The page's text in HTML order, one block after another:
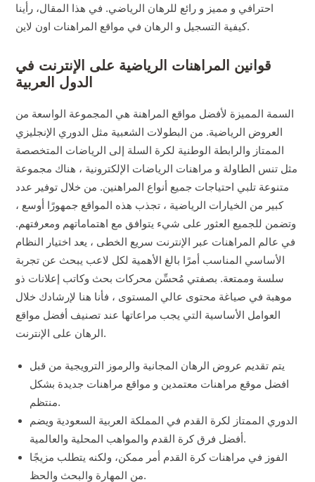
احترافي و مميز و رائع للرهان الرياضي. في هذا المقال، رأينا
كيفية التسجيل و الرهان في مواقع المراهنات اون لاين.
قوانين المراهنات الرياضية على الإنترنت في
الدول العربية
السمة المميزة لأفضل مواقع المراهنة هي المجموعة الواسعة من
العروض الرياضية. من البطولات الشعبية مثل الدوري الإنجليزي
الممتاز والرابطة الوطنية لكرة السلة إلى الرياضات المتخصصة
مثل تنس الطاولة و مراهنات الرياضات الإلكترونية ، هناك مجموعة
متنوعة تلبي احتياجات جميع أنواع المراهنين. من خلال توفير عدد
كبير من الخيارات الرياضية ، تجذب هذه المواقع جمهورًا أوسع ،
وتضمن للجميع العثور على شيء يتوافق مع اهتماماتهم ومعرفتهم.
في عالم المراهنات عبر الإنترنت سريع الخطى ، يعد اختيار النظام
الأساسي المناسب أمرًا بالغ الأهمية لكل لاعب يبحث عن تجربة
سلسة وممتعة. بصفتي مُحسِّن محركات بحث وكاتب إعلانات ذو
موهبة في صياغة محتوى عالي المستوى ، فأنا هنا لإرشادك خلال
العوامل الأساسية التي يجب مراعاتها عند تصنيف أفضل مواقع
الرهان على الإنترنت.
يتم تقديم عروض الرهان المجانية والرموز الترويجية من قبل
افضل موقع مراهنات معتمدين و مواقع مراهنات جديدة بشكل
منتظم.
الدوري الممتاز لكرة القدم في المملكة العربية السعودية ويضم
أفضل فرق كرة القدم والمواهب المحلية والعالمية.
الفوز في مراهنات كرة القدم أمر ممكن، ولكنه يتطلب مزيجًا
من المهارة والبحث والحظ.